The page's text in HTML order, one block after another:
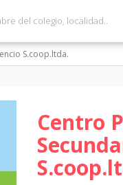
S.coop.ltda.
Centro